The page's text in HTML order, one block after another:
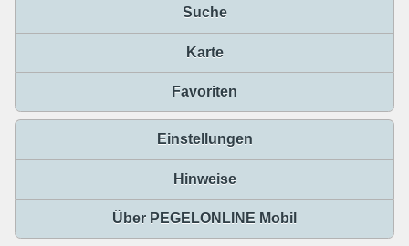
Suche
Karte
Favoriten
Einstellungen
Hinweise
Über PEGELONLINE Mobil